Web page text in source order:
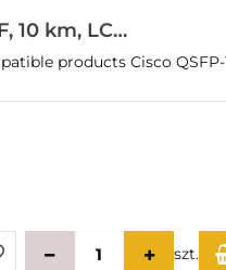
10 km, LC
QSFP-100G-
products Cisco QSFP-
szt.